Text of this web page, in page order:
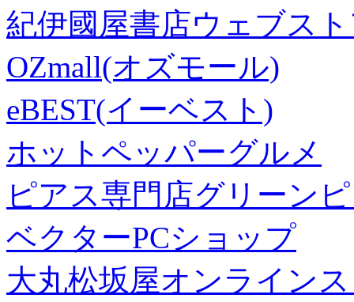
紀伊國屋書店ウェブス
OZmall(オズモール)
eBEST(イーベスト)
ホットペッパーグルメ
ピアス専門店グリーン
ベクターPCショップ
大丸松坂屋オンライン